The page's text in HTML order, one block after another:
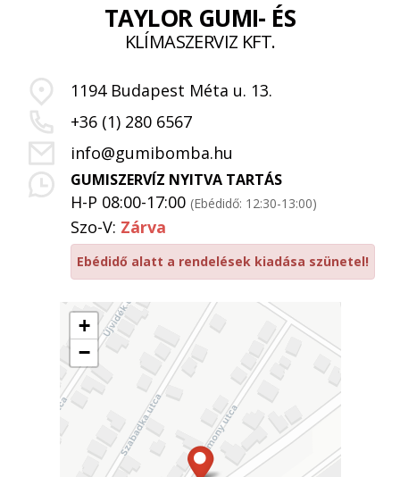
+
−
TAYLOR GUMI- ÉS
KLÍMASZERVIZ KFT.
1194 Budapest Méta u. 13.
+36 (1) 280 6567
info@gumibomba.hu
GUMISZERVÍZ NYITVA TARTÁS
H-P 08:00-17:00 (Ebédidő: 12:30-13:00)
Szo-V: Zárva
Ebédidő alatt a rendelések kiadása szünetel!